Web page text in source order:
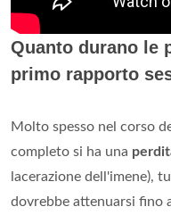
Quanto durano le
primo rapporto
Molto spesso nel corso
completo si ha una
lacerazione dell'imene),
dovrebbe attenuarsi fino